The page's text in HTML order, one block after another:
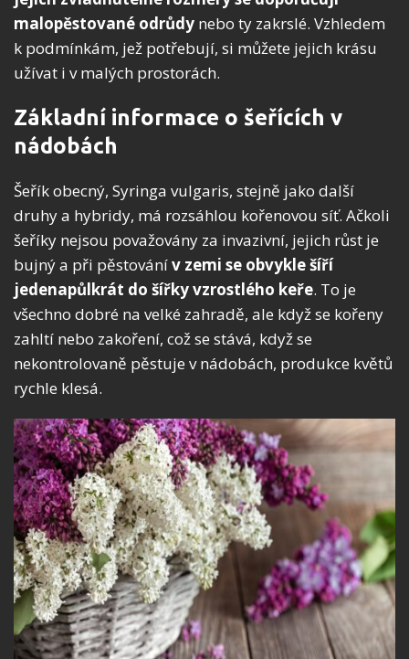
malopěstované odrůdy nebo ty zakrslé. Vzhledem
k podmínkám, jež potřebují, si můžete jejich krásu
užívat i v malých prostorách.
Základní informace o šeřících v
nádobách
Šeřík obecný, Syringa vulgaris, stejně jako další
druhy a hybridy, má rozsáhlou kořenovou síť. Ačkoli
šeříky nejsou považovány za invazivní, jejich růst je
bujný a při pěstovánív zemi se obvykle šíří
jedenapůlkrát do šířky vzrostlého keře. To je
všechno dobré na velké zahradě, ale když se kořeny
zahltí nebo zakoření, což se stává, když se
nekontrolovaně pěstuje v nádobách, produkce květů
rychle klesá.